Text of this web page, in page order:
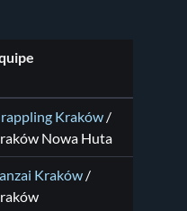
Kraków /
Nowa Huta
Kraków /